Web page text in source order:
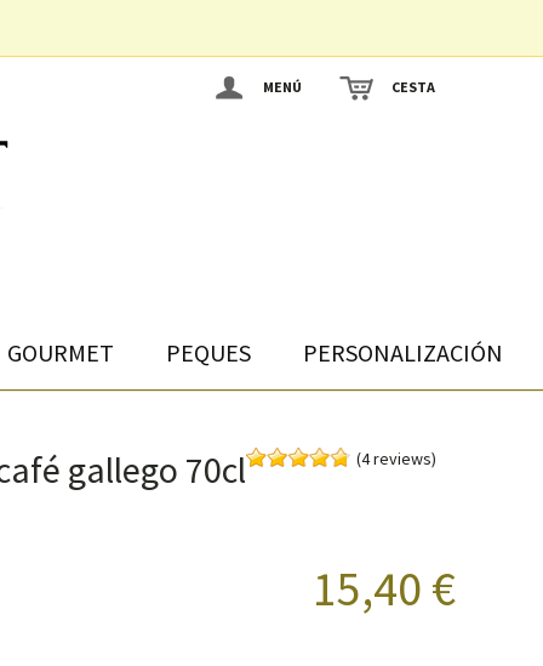
MENÚ CESTA
GOURMET PEQUES PERSONALIZACIÓN
gallego 70cl (4 reviews)
15,40 €